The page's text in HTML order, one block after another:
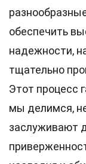
обеспечить
надежности,
тщательно
Этот процесс
мы делимся,
заслуживают